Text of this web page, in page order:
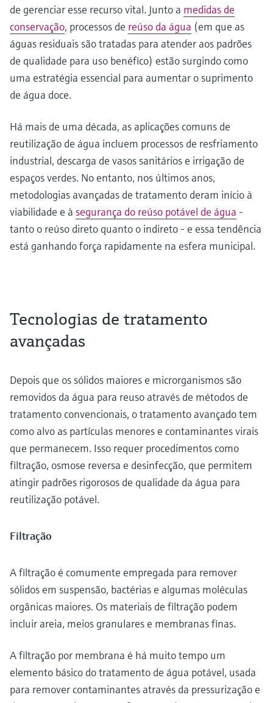
de gerenciar esse recurso vital. Junto a medidas de
conservação, processos de reúso da água (em que as
águas residuais são tratadas para atender aos padrões
de qualidade para uso benéfico) estão surgindo como
uma estratégia essencial para aumentar o suprimento
de água doce.
Há mais de uma década, as aplicações comuns de
reutilização de água incluem processos de resfriamento
industrial, descarga de vasos sanitários e irrigação de
espaços verdes. No entanto, nos últimos anos,
metodologias avançadas de tratamento deram início à
viabilidade e à segurança do reúso potável de água -
tanto o reúso direto quanto o indireto - e essa tendência
está ganhando força rapidamente na esfera municipal.
Tecnologias de tratamento
avançadas
Depois que os sólidos maiores e microrganismos são
removidos da água para reuso através de métodos de
tratamento convencionais, o tratamento avançado tem
como alvo as partículas menores e contaminantes virais
que permanecem. Isso requer procedimentos como
filtração, osmose reversa e desinfecção, que permitem
atingir padrões rigorosos de qualidade da água para
reutilização potável.
Filtração
A filtração é comumente empregada para remover
sólidos em suspensão, bactérias e algumas moléculas
orgânicas maiores. Os materiais de filtração podem
incluir areia, meios granulares e membranas finas.
A filtração por membrana é há muito tempo um
elemento básico do tratamento de água potável, usada
para remover contaminantes através da pressurização e